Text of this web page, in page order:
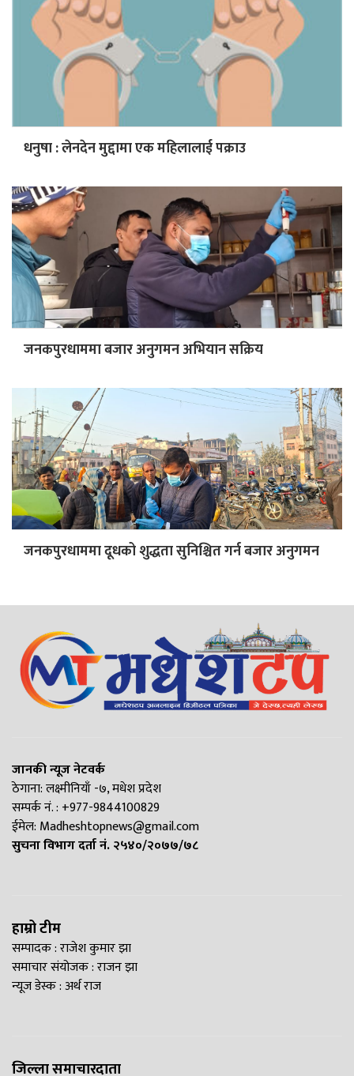
धनुषा : लेनदेन मुद्दामा एक महिलालाई पक्राउ
जनकपुरधाममा बजार अनुगमन अभियान सक्रिय
जनकपुरधाममा दूधको शुद्धता सुनिश्चित गर्न बजार अनुगमन
जानकी न्यूज नेटवर्क
ठेगाना: लक्ष्मीनियाँ -७, मधेश प्रदेश
सम्पर्क नं. : +977-9844100829
ईमेल: Madheshtopnews@gmail.com
सुचना विभाग दर्ता नं. २५४०/२०७७/७८
हाम्रो टीम
सम्पादक : राजेश कुमार झा
समाचार संयोजक : राजन झा
न्यूज डेस्क : अर्थ राज
जिल्ला समाचारदाता